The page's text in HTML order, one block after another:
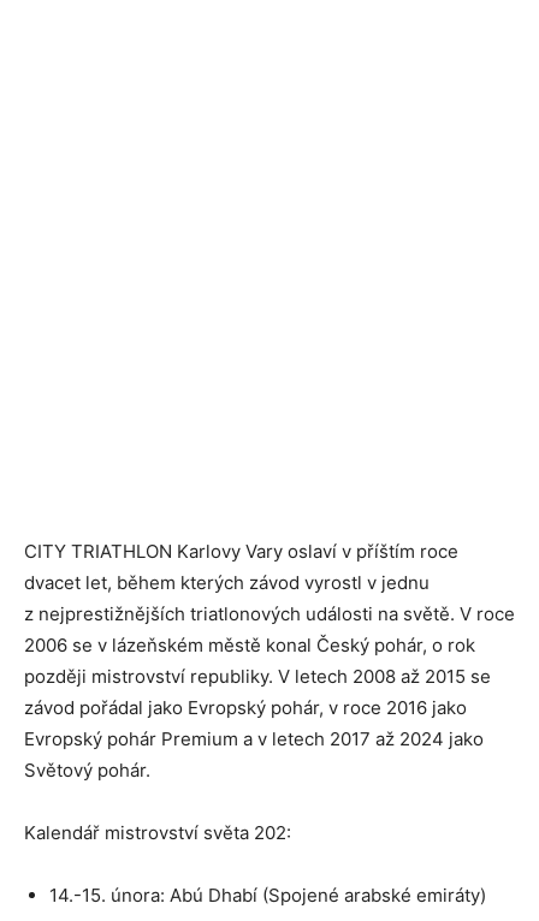
CITY TRIATHLON Karlovy Vary oslaví v příštím roce
dvacet let, během kterých závod vyrostl v jednu
z nejprestižnějších triatlonových události na světě. V roce
2006 se v lázeňském městě konal Český pohár, o rok
později mistrovství republiky. V letech 2008 až 2015 se
závod pořádal jako Evropský pohár, v roce 2016 jako
Evropský pohár Premium a v letech 2017 až 2024 jako
Světový pohár.
Kalendář mistrovství světa 202:
14.-15. února: Abú Dhabí (Spojené arabské emiráty)